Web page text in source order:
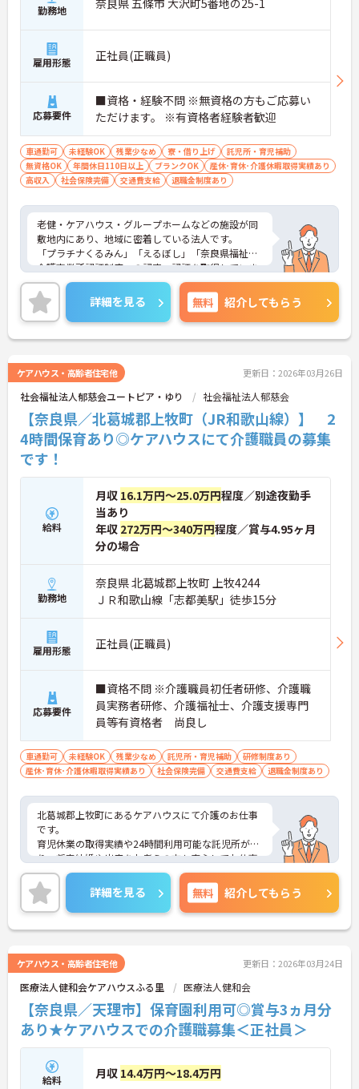
勤務地 奈良県 五條市 大沢町5番地の25-1
雇用形態 正社員(正職員)
応募要件
■資格・経験不問 ※無資格の方もご応募い
ただけます。 ※有資格者経験者歓迎
車通勤可 未経験OK 残業少なめ 寮・借り上げ
託児所・育児補助
無資格OK
年間休日110日以上 ブランクOK
産休･育休･介護休暇取得実績あり
高収入
社会保険完備 交通費支給 退職金制度あり
老健・ケアハウス・グループホームなどの施設が同
敷地内にあり、地域に密着している法人です。
「プラチナくるみん」「えるぼし」「奈良県福祉・
介護事業所認証制度」の認定・認証を取得していま
す！
ご興味がある方は是非一度マイナビまでお問い合わ
せください。さらに詳細などお伝えします。
詳細を見る 無料 紹介してもらう
ケアハウス・高齢者住宅他 更新日：2026年03月26日
社会福祉法人郁慈会ユートピア・ゆり 社会福祉法人郁慈会
【奈良県／北葛城郡上牧町（JR和歌山線）】 2
4時間保育あり◎ケアハウスにて介護職員の募集
です！
給料
月収 16.1万円～25.0万円程度／別途夜勤手
当あり
年収 272万円～340万円程度／賞与4.95ヶ月
分の場合
勤務地
奈良県 北葛城郡上牧町 上牧4244
ＪＲ和歌山線「志都美駅」徒歩15分
雇用形態 正社員(正職員)
応募要件
■資格不問 ※介護職員初任者研修、介護職
員実務者研修、介護福祉士、介護支援専門
員等有資格者 尚良し
車通勤可 未経験OK 残業少なめ 託児所・育児補助
研修制度あり
産休･育休･介護休暇取得実績あり
社会保険完備 交通費支給 退職金制度あり
北葛城郡上牧町にあるケアハウスにて介護のお仕事
です。
育児休業の取得実績や24時間利用可能な託児所があ
り、将来結婚や出産をお考えの方も安心してお仕事
をスタートできます！
また、賞与4.95ヶ月分支給実績もあり、頑張りがし
っかりと反映されるのもおすすめしたいポイントの
ひとつ☆
ご興味がある方は是非一度マイナビまでお問い合わ
詳細を見る 無料 紹介してもらう
ケアハウス・高齢者住宅他 更新日：2026年03月24日
医療法人健和会ケアハウスふる里 医療法人健和会
【奈良県／天理市】保育園利用可◎賞与3ヵ月分
あり★ケアハウスでの介護職募集＜正社員＞
給料 月収 14.4万円～18.4万円